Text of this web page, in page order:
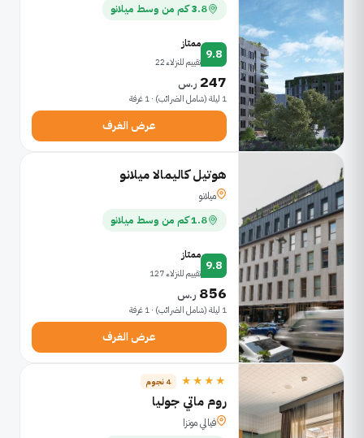
3.8 كم من وسط ميلانو
9.8
ممتاز
تقييم للنزلاء 22
247 ر.س
1 ليلة (شامل الضرائب) · 1 غرفة
عرض الغرف
هوتيل كاليمالا ميلانو
ميلانو
1.8 كم من وسط ميلانو
9.8
ممتاز
تقييم للنزلاء 127
856 ر.س
1 ليلة (شامل الضرائب) · 1 غرفة
عرض الغرف
★★★★ 4 نجوم
روم ماتي جوليا
فيالي مونزا